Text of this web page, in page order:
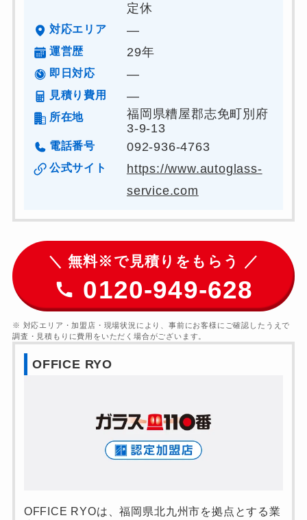
定休
対応エリア ―
運営歴 29年
即日対応 ―
見積り費用 ―
所在地
福岡県糟屋郡志免町別府
3-9-13
電話番号 092-936-4763
公式サイト
https://www.autoglass-
service.com
＼ 無料※で見積りをもらう ／
0120-949-628
※ 対応エリア・加盟店・現場状況により、事前にお客様にご確認したうえで
調査・見積もりに費用をいただく場合がございます。
OFFICE RYO
OFFICE RYOは、福岡県北九州市を拠点とする業